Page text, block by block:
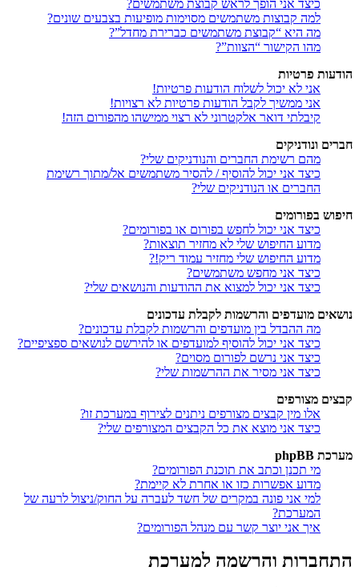
כיצד אני הופך לראש קבוצת משתמשים?
למה קבוצות משתמשים מסוימות מופיעות בצבעים שונים?
מה היא “קבוצת משתמשים כברירת מחדל”?
מהו הקישור “הצוות”?
הודעות פרטיות
אני לא יכול לשלוח הודעות פרטיות!
אני ממשיך לקבל הודעות פרטיות לא רצויות!
קיבלתי דואר אלקטרוני לא רצוי ממישהו מהפורום הזה!
חברים ונודניקים
מהם רשימת החברים והנודניקים שלי?
כיצד אני יכול להוסיף / להסיר משתמשים אל/מתוך רשימת
החברים או הנודניקים שלי?
חיפוש בפורומים
כיצד אני יכול לחפש בפורום או בפורומים?
מדוע החיפוש שלי לא מחזיר תוצאות?
מדוע החיפוש שלי מחזיר עמוד ריק!?
כיצד אני מחפש משתמשים?
כיצד אני יכול למצוא את ההודעות והנושאים שלי?
נושאים מועדפים והרשמות לקבלת עדכונים
מה ההבדל בין מועדפים והרשמות לקבלת עדכונים?
כיצד אני יכול להוסיף למועדפים או להירשם לנושאים ספציפיים?
כיצד אני נרשם לפורום מסוים?
כיצד אני מסיר את ההרשמות שלי?
קבצים מצורפים
אלו מין קבצים מצורפים ניתנים לצירוף במערכת זו?
כיצד אני מוצא את כל הקבצים המצורפים שלי?
מערכת phpBB
מי תכנן וכתב את תוכנת הפורומים?
מדוע אפשרות כזו או אחרת לא קיימת?
למי אני פונה במקרים של חשד לעברה על החוק/ניצול לרעה של
המערכת?
איך אני יוצר קשר עם מנהל הפורומים?
התחברות והרשמה למערכת